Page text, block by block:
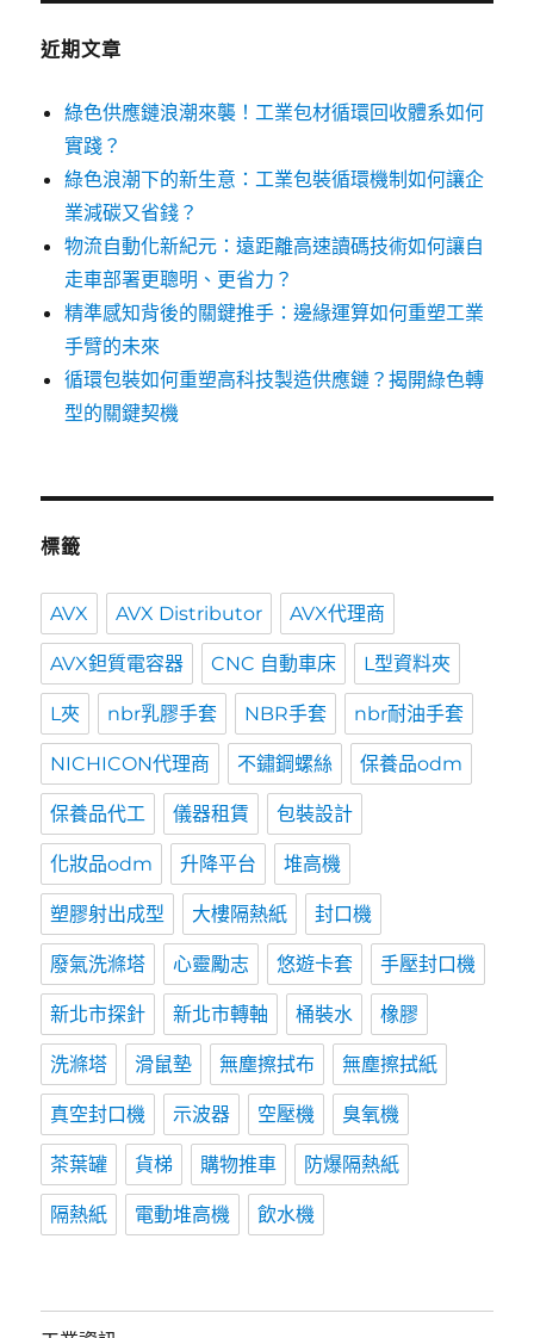
近期文章
綠色供應鏈浪潮來襲！工業包材循環回收體系如何
實踐？
綠色浪潮下的新生意：工業包裝循環機制如何讓企
業減碳又省錢？
物流自動化新紀元：遠距離高速讀碼技術如何讓自
走車部署更聰明、更省力？
精準感知背後的關鍵推手：邊緣運算如何重塑工業
手臂的未來
循環包裝如何重塑高科技製造供應鏈？揭開綠色轉
型的關鍵契機
標籤
AVX AVX Distributor AVX代理商
AVX鉭質電容器 CNC 自動車床 L型資料夾
L夾 nbr乳膠手套 NBR手套 nbr耐油手套
NICHICON代理商 不鏽鋼螺絲 保養品odm
保養品代工 儀器租賃 包裝設計
化妝品odm 升降平台 堆高機
塑膠射出成型 大樓隔熱紙 封口機
廢氣洗滌塔 心靈勵志 悠遊卡套 手壓封口機
新北市探針 新北市轉軸 桶裝水 橡膠
洗滌塔 滑鼠墊 無塵擦拭布 無塵擦拭紙
真空封口機 示波器 空壓機 臭氧機
茶葉罐 貨梯 購物推車 防爆隔熱紙
隔熱紙 電動堆高機 飲水機